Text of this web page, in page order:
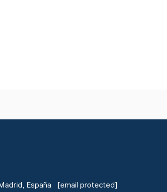
España
[email protected]